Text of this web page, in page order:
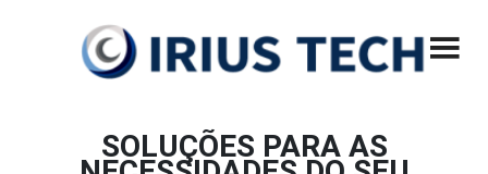
IRIUS Tech
Mobile, VoIP, Virtualização, Hospedagem de Sites
SOLUÇÕES PARA AS